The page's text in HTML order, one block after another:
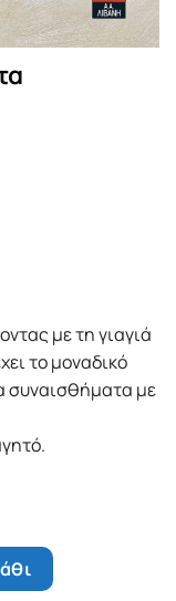
µε τη γιαγιά
το µοναδικό
συναισθήµατα µε